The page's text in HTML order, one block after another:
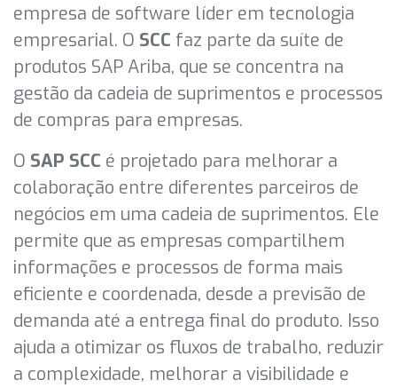
empresa de software líder em tecnologia
empresarial. O SCC faz parte da suíte de
produtos SAP Ariba, que se concentra na
gestão da cadeia de suprimentos e processos
de compras para empresas.
O SAP SCC é projetado para melhorar a
colaboração entre diferentes parceiros de
negócios em uma cadeia de suprimentos. Ele
permite que as empresas compartilhem
informações e processos de forma mais
eficiente e coordenada, desde a previsão de
demanda até a entrega final do produto. Isso
ajuda a otimizar os fluxos de trabalho, reduzir
a complexidade, melhorar a visibilidade e